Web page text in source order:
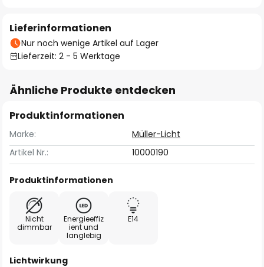
Lieferinformationen
Nur noch wenige Artikel auf Lager
Lieferzeit: 2 - 5 Werktage
Ähnliche Produkte entdecken
Produktinformationen
Marke:
Müller-Licht
Artikel Nr.:
10000190
Produktinformationen
Nicht
dimmbar
Energieeffiz
ient und
langlebig
E14
Lichtwirkung